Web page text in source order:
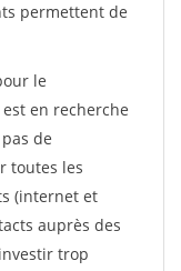
permettent de
le
en recherche
de
toutes les
(internet et
auprès des
trop